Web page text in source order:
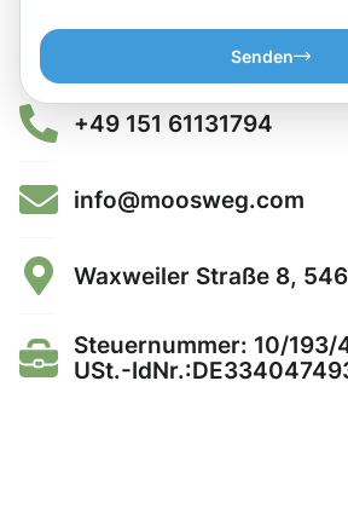
Senden
+49 151 61131794
info@moosweg.com
Waxweiler Straße 8,
Steuernummer: 10/193/
USt.-